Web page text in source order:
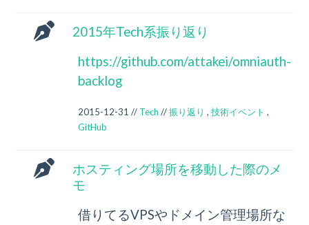
2015年Tech系振り返り
https://github.com/attakei/omniauth-
backlog
2015-12-31 // Tech //振り返り , 技術イベント ,
GitHub
ホスティング場所を移動した際のメ
モ
借りてるVPSやドメイン管理場所な